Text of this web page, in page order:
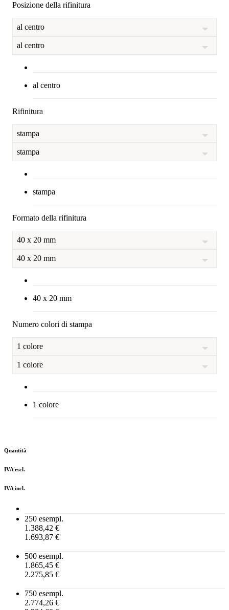
Posizione della rifinitura
al centro
al centro
al centro
Rifinitura
stampa
stampa
stampa
Formato della rifinitura
40 x 20 mm
40 x 20 mm
40 x 20 mm
Numero colori di stampa
1 colore
1 colore
1 colore
Quantità
IVA escl.
IVA incl.
250 esempl.
1.388,42 €
1.693,87 €
500 esempl.
1.865,45 €
2.275,85 €
750 esempl.
2.774,26 €